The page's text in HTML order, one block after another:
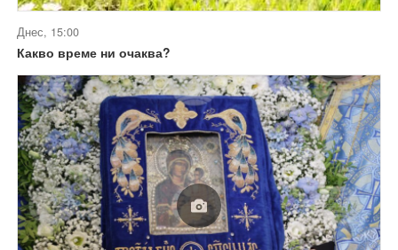
Днес, 15:00
Какво време ни очаква?